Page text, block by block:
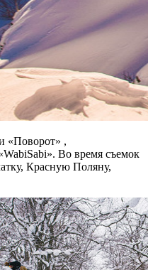
«Поворот» ,
Во время съемок
Красную Поляну,